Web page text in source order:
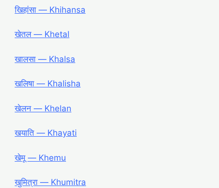
खिहांसा ― Khihansa
खेतल ― Khetal
खालसा ― Khalsa
खलिषा ― Khalisha
खेलन ― Khelan
खयाति ― Khayati
खेमू ― Khemu
खुमित्रा ― Khumitra